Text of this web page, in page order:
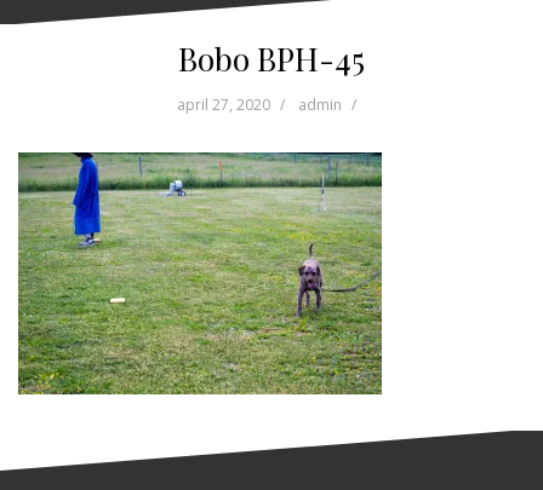
Bobo BPH-45
april 27, 2020 admin